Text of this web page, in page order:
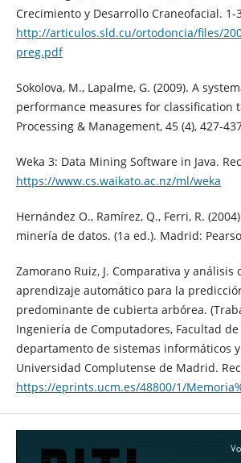
Crecimiento y Desarrollo Craneofacial. 1-
http://articulos.sld.cu/ortodoncia/files/
preg.pdf
Sokolova, M., Lapalme, G. (2009). A
performance measures for classification
Processing & Management, 45 (4), 427-
Weka 3: Data Mining Software in Java.
https://www.cs.waikato.ac.nz/ml/weka
Hernández O., Ramírez, Q., Ferri, R.
minería de datos. (1a ed.). Madrid:
Zamorano Ruiz, J. Comparativa y análisis
aprendizaje automático para la
predominante de cubierta arbórea.
Ingeniería de Computadores, Facultad
departamento de sistemas informáticos
Universidad Complutense de Madrid.
https://eprints.ucm.es/48800/1/